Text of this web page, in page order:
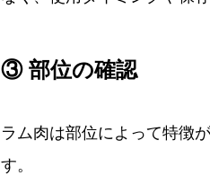
③ 部位の確認
ラム肉は部位によって特徴
す。